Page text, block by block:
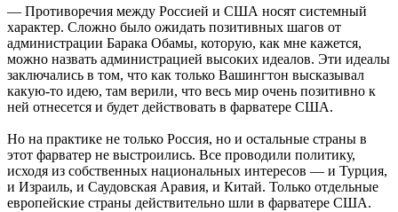
— Противоречия между Россией и США носят системный
характер. Сложно было ожидать позитивных шагов от
администрации Барака Обамы, которую, как мне кажется,
можно назвать администрацией высоких идеалов. Эти идеалы
заключались в том, что как только Вашингтон высказывал
какую-то идею, там верили, что весь мир очень позитивно к
ней отнесется и будет действовать в фарватере США.
Но на практике не только Россия, но и остальные страны в
этот фарватер не выстроились. Все проводили политику,
исходя из собственных национальных интересов — и Турция,
и Израиль, и Саудовская Аравия, и Китай. Только отдельные
европейские страны действительно шли в фарватере США.